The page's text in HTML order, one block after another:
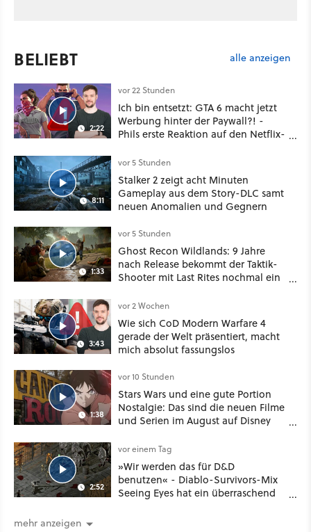
BELIEBT alle anzeigen
2:22
vor 22 Stunden
Ich bin entsetzt: GTA 6 macht jetzt
Werbung hinter der Paywall?! -
Phils erste Reaktion auf den Netflix-
8:11
vor 5 Stunden
Stalker 2 zeigt acht Minuten
Gameplay aus dem Story-DLC samt
neuen Anomalien und Gegnern
1:33
vor 5 Stunden
Ghost Recon Wildlands: 9 Jahre
nach Release bekommt der Taktik-
Shooter mit Last Rites nochmal ein
3:43
vor 2 Wochen
Wie sich CoD Modern Warfare 4
gerade der Welt präsentiert, macht
mich absolut fassungslos
1:38
vor 10 Stunden
Stars Wars und eine gute Portion
Nostalgie: Das sind die neuen Filme
und Serien im August auf Disney
2:52
vor einem Tag
»Wir werden das für D&D
benutzen« - Diablo-Survivors-Mix
Seeing Eyes hat ein überraschend
mehr anzeigen